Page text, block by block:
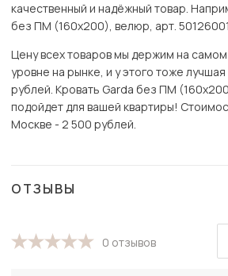
качественный и надёжный товар.
без ПМ (160х200), велюр, арт.
Цену всех товаров мы держим на
уровне на рынке, и у этого тоже
рублей. Кровать Garda без ПМ
подойдет для вашей квартиры!
Москве - 2 500 рублей.
ОТЗЫВЫ
0 отзывов